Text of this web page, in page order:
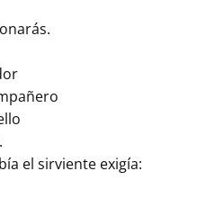
el sirviente exigía: